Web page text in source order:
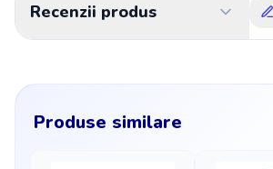
Recenzii produs
Produse similare